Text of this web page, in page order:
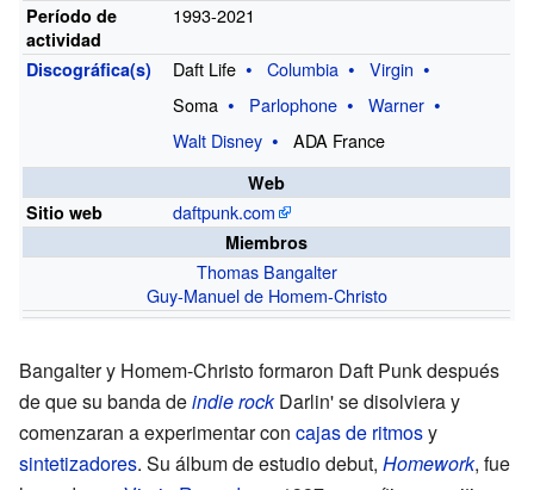
Período de
actividad
1993-2021
Discográfica(s) Daft Life Columbia
Virgin
Soma
Parlophone
Warner
Walt Disney
ADA France
Web
Sitio web
daftpunk.com
Miembros
Thomas Bangalter
Guy-Manuel de Homem-Christo
Bangalter y Homem-Christo formaron Daft Punk después
de que su banda deindie rockDarlin' se disolviera y
comenzaran a experimentar con cajas de ritmosy
sintetizadores. Su álbum de estudio debut, Homework, fue